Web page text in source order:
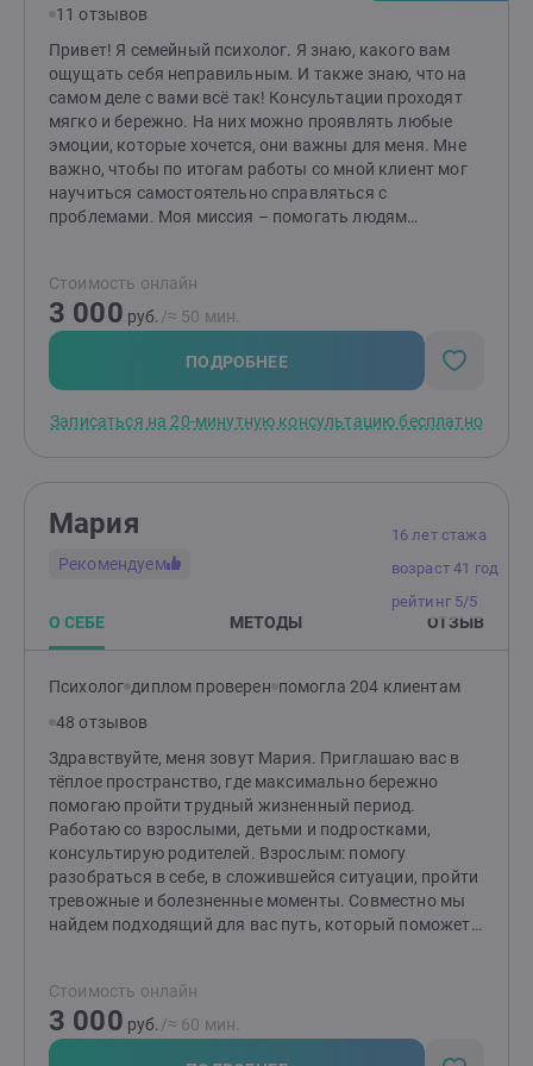
поддержка и новый взгляд на привычные проблемы.
Вместе мы найдём ответы и сделаем вашу жизнь
легче, гармоничнее и счастливее. Готовы к первым
шагам? Создайте заявку, и мы начнём ваш путь к
переменам!
11 отзывов
Привет! Я семейный психолог. Я знаю, какого вам
ощущать себя неправильным. И также знаю, что на
самом деле с вами всё так! Консультации проходят
мягко и бережно. На них можно проявлять любые
эмоции, которые хочется, они важны для меня. Мне
важно, чтобы по итогам работы со мной клиент мог
научиться самостоятельно справляться с
проблемами. Моя миссия – помогать людям
работы вам отзываются, то буду рада видеть вас на
консультациях. Я работаю индивидуально и в паре от
16 лет (с согласия родителей). НЕ работаю с: теми, кто
не верит в психологию; теми, кого заставили прийти;
тяжёлыми психиатрическими диагнозами; любыми
партнёрами в отношениях.
Стоимость онлайн
3 000 руб. /≈ 50 мин.
ПОДРОБНЕЕ
Записаться на 20-минутную консультацию бесплатно
16 лет стажа
возраст 41 год
рейтинг 5/5
Мария
Рекомендуем
О СЕБЕ МЕТОДЫ ОТЗЫВ
Психолог диплом проверен помогла 204 клиентам
48 отзывов
Здравствуйте, меня зовут Мария. Приглашаю вас в
тёплое пространство, где максимально бережно
помогаю пройти трудный жизненный период.
Работаю со взрослыми, детьми и подростками,
консультирую родителей. Взрослым: помогу
разобраться в себе, в сложившейся ситуации, пройти
тревожные и болезненные моменты. Совместно мы
найдем подходящий для вас путь, который поможет
страхами, вспышками гнева, эмоциональной
чувствительностью и ранимостью, обрести
уверенность, улучшить отношения с окружающими.
Стоимость онлайн
3 000 руб. /≈ 60 мин.